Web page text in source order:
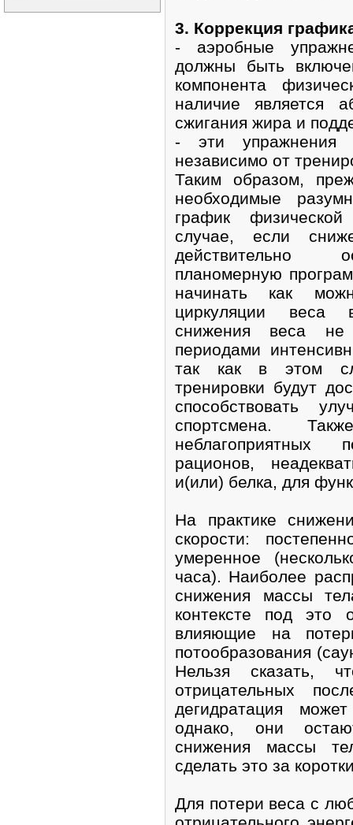
3. Коррекция
- аэробные
должны быть
компонента
наличие является
сжигания жира и
- эти упражнения
независимо от
Таким образом,
необходимые
график
случае, если
действительно
планомерную
начинать как
циркуляции веса
снижения веса не
периодами
так как в этом
тренировки будут
способствовать
спортсмена.
неблагоприятных
рационов,
и(или) белка, для
На практике
скорости:
умеренное
часа). Наиболее
снижения массы
контексте под это
влияющие на
потообразования
Нельзя сказать,
отрицательных
дегидратация
однако, они
снижения массы
сделать это за
Для потери веса с